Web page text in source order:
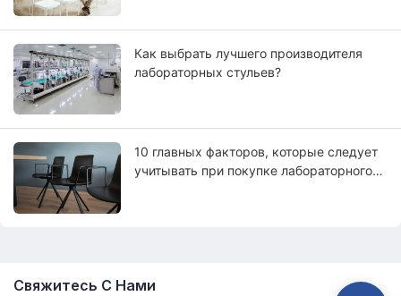
Как выбрать лучшего производителя
лабораторных стульев?
10 главных факторов, которые следует
учитывать при покупке лабораторного
Свяжитесь С Нами